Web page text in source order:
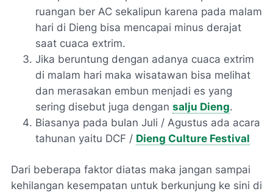
ruangan ber AC sekalipun karena pada malam
hari di Dieng bisa mencapai minus derajat
saat cuaca extrim.
Jika beruntung dengan adanya cuaca extrim
di malam hari maka wisatawan bisa melihat
dan merasakan embun menjadi es yang
sering disebut juga dengan salju Dieng.
Biasanya pada bulan Juli / Agustus ada acara
tahunan yaitu DCF / Dieng Culture Festival
Dari beberapa faktor diatas maka jangan sampai
kehilangan kesempatan untuk berkunjung ke sini di